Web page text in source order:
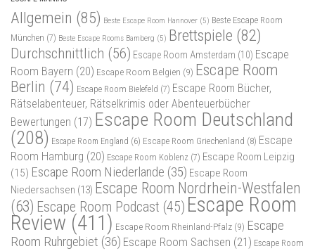
Allgemein (85) Beste Escape Room Hannover (5) Beste Escape Room
München (7) Beste Escape Rooms Bamberg (5) Brettspiele (82)
Durchschnittlich (56) Escape Room Amsterdam (10) Escape
Room Bayern (20) Escape Room Belgien (9) Escape Room
Berlin (74) Escape Room Bielefeld (7) Escape Room Bücher,
Rätselabenteuer, Rätselkrimis oder Abenteuerbücher
Bewertungen (17) Escape Room Deutschland
(208) Escape Room England (6) Escape Room Griechenland (8) Escape
Room Hamburg (20) Escape Room Koblenz (7) Escape Room Leipzig
(15) Escape Room Niederlande (35) Escape Room
Niedersachsen (13) Escape Room Nordrhein-Westfalen
(63) Escape Room Podcast (45) Escape Room
Review (411) Escape Room Rheinland-Pfalz (9) Escape
Room Ruhrgebiet (36) Escape Room Sachsen (21) Escape Room